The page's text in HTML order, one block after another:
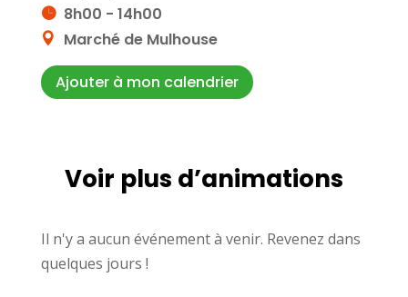
8h00 - 14h00
Marché de Mulhouse
Ajouter à mon calendrier
Voir plus d’animations
Il n'y a aucun événement à venir. Revenez dans
quelques jours !